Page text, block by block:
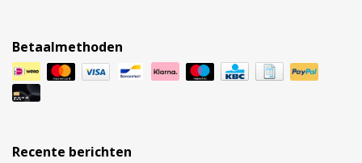
Betaalmethoden
Recente berichten